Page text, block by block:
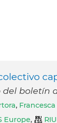
boletín
,
Europe,